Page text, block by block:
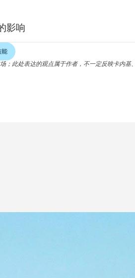
影响
能
；此处表达的观点属于作者，不一定反映卡内基